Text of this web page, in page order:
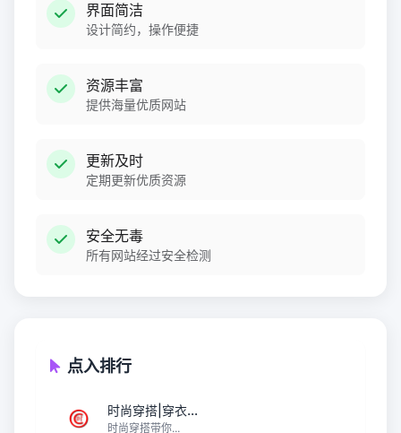
界面简洁
设计简约，操作便捷
资源丰富
提供海量优质网站
更新及时
定期更新优质资源
安全无毒
所有网站经过安全检测
点入排行
时尚穿搭|穿衣...
时尚穿搭带你...